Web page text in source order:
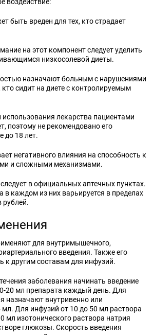
быть вреден для тех, кто страдает
на этот компонент следует уделить
низкосолевой диеты.
назначают больным с нарушениями
сидит на диете с контролируемым
лекарства пациентами
поэтому не рекомендовано его
до 18 лет.
негативного влияния на способность к
и сложными механизмами.
в официальных аптечных пунктах.
в каждом из них варьируется в пределах
рублей.
для внутримышечного,
введения. Также его
к другим составам для инфузий.
заболевания начинать введение
20 мл препарата каждый день. Для
назначают внутривенно или
Для инфузий от 10 до 50 мл раствора
мл изотонического раствора натрия
глюкозы. Скорость введения